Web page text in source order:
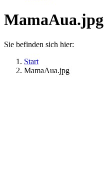
MamaAua.jpg
Sie befinden sich hier:
Start
MamaAua.jpg